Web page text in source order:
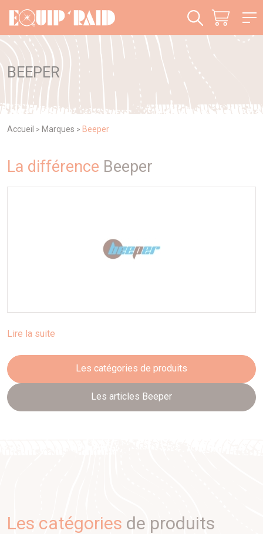
BEEPER
Accueil > Marques > Beeper
La différence Beeper
Lire la suite
Les catégories de produits
Les articles Beeper
Les catégories de produits
Panneau de gestion des cookies